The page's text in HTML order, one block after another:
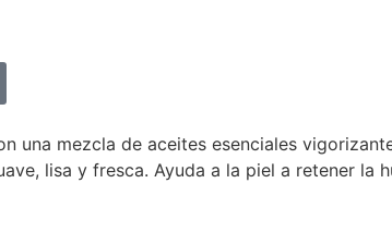
una mezcla de aceites esenciales
lisa y fresca. Ayuda a la piel a retener la